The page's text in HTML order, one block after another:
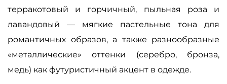
терракотовый и горчичный, пыльная роза и
лавандовый — мягкие пастельные тона для
романтичных образов, а также разнообразные
«металлические» оттенки (серебро, бронза,
медь) как футуристичный акцент в одежде.